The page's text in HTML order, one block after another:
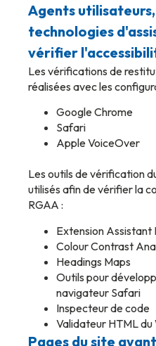
Agents
technologies
vérifier
Les vérifications de
réalisées avec les
Google Chrome
Safari
Apple VoiceOver
Les outils de vérification
utilisés afin de vérifier la
RGAA :
Extension Assistant
Colour Contrast
Headings Maps
Outils pour
navigateur Safari
Inspecteur de code
Validateur HTML du
Pages du site